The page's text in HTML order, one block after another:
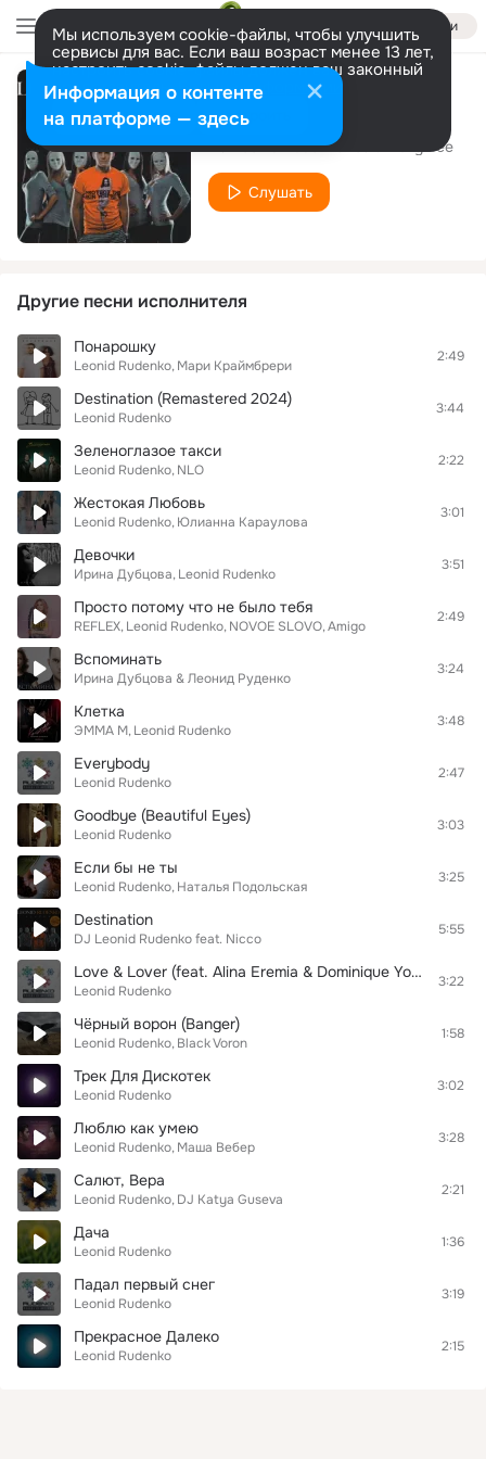
Войти
Мы используем cookie-файлы, чтобы улучшить
сервисы для вас. Если ваш возраст менее 13 лет,
настроить cookie-файлы должен ваш законный
представитель. Больше информации
Разрешить все Настроить
Real Life
DJ Leonid Rudenko feat. Vicky Fee
Слушать
Другие песни исполнителя
Понарошку
Leonid Rudenko Мари Краймбрери
2:49
Destination (Remastered 2024)
Leonid Rudenko
3:44
Зеленоглазое такси
Leonid Rudenko NLO
2:22
Жестокая Любовь
Leonid Rudenko Юлианна Караулова
3:01
Девочки
Ирина Дубцова Leonid Rudenko
3:51
Просто потому что не было тебя
REFLEX Leonid Rudenko NOVOE SLOVO Amigo
2:49
Вспоминать
Ирина Дубцова & Леонид Руденко
3:24
Клетка
ЭММА М Leonid Rudenko
3:48
Everybody
Leonid Rudenko
2:47
Goodbye (Beautiful Eyes)
Leonid Rudenko
3:03
Если бы не ты
Leonid Rudenko Наталья Подольская
3:25
Destination
DJ Leonid Rudenko feat. Nicco
5:55
Love & Lover (feat. Alina Eremia & Dominique Young Unique)
Leonid Rudenko
3:22
Чёрный ворон (Banger)
Leonid Rudenko Black Voron
1:58
Трек Для Дискотек
Leonid Rudenko
3:02
Люблю как умею
Leonid Rudenko Маша Вебер
3:28
Салют, Вера
Leonid Rudenko DJ Katya Guseva
2:21
Дача
Leonid Rudenko
1:36
Падал первый снег
Leonid Rudenko
3:19
Прекрасное Далеко
Leonid Rudenko
2:15
Информация о контенте
на платформе — здесь